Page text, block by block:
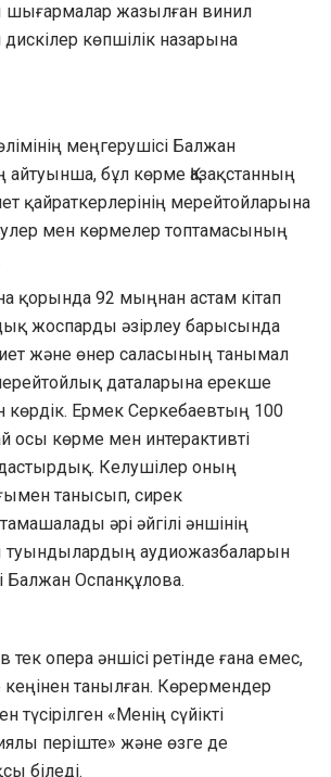
жазылған винил
көпшілік назарына
меңгерушісі Балжан
бұл көрме Қазақстанның
қайраткерлерінің мерейтойларына
мен көрмелер топтамасының
қорында 92 мыңнан астам кітап
жоспарды әзірлеу барысында
және өнер саласының танымал
даталарына ерекше
көрдік. Ермек Серкебаевтың 100
көрме мен интерактивті
Келушілер оның
танысып, сирек
әрі әйгілі әншінің
аудиожазбаларын
Оспанқұлова.
тек опера әншісі ретінде ғана емес,
кеңінен танылған. Көрермендер
«Менің сүйікті
періште» және өзге де
біледі.